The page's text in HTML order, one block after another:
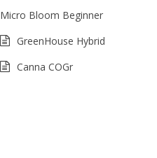
Micro Bloom Beginner
GreenHouse Hybrid
Canna COGr